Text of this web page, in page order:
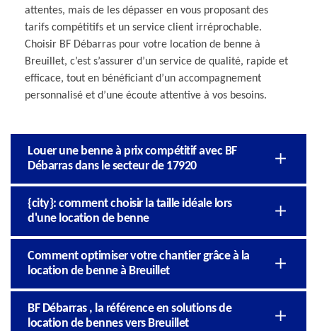
attentes, mais de les dépasser en vous proposant des
tarifs compétitifs et un service client irréprochable.
Choisir BF Débarras pour votre location de benne à
Breuillet, c’est s’assurer d’un service de qualité, rapide et
efficace, tout en bénéficiant d’un accompagnement
personnalisé et d’une écoute attentive à vos besoins.
Louer une benne à prix compétitif avec BF
Débarras dans le secteur de 17920
{city}: comment choisir la taille idéale lors
d'une location de benne
Comment optimiser votre chantier grâce à la
location de benne à Breuillet
BF Débarras , la référence en solutions de
location de bennes vers Breuillet